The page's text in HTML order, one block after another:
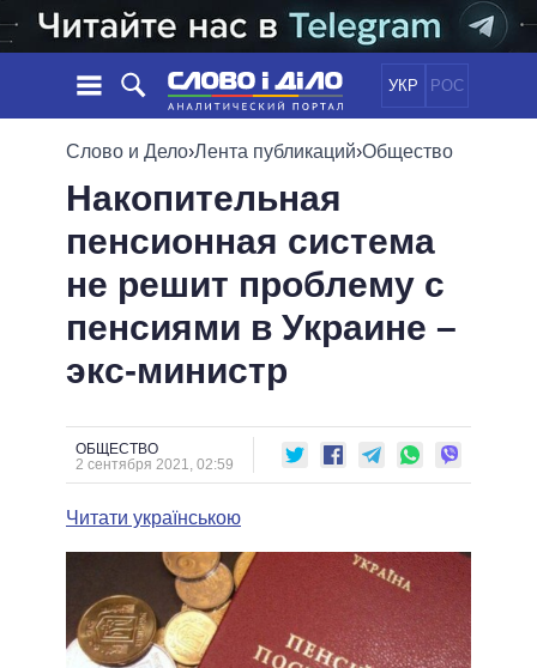
УКР РОС
НОВОСТИ
ЛЕНТА
СОБЫТИЯ
СТАТЬИ
МНЕНИЯ
ОБЗОРЫ
ДАЙДЖЕСТЫ
ПОЛИТИКА
ЭКОНОМИКА
ОБЩЕСТВО
ОБЕЩАНИЯ
ПОЛИТИКИ
ВСЕ ПОЛИТИКИ
ПРЕЗИДЕНТ И ОФИС
ВЕРХОВНАЯ РАДА
ГЛАВЫ ОБЛАДМИНИСТРАЦИЙ
МЭРЫ
ВСЕ ПЕРСОНЫ
ИНФОГРАФИКА
ВИДЕО
СРАВНЕНИЕ ПОЛИТИКОВ
Слово и Дело›Лента публикаций›Общество
Накопительная
пенсионная система
не решит проблему с
пенсиями в Украине –
экс-министр
ОБЩЕСТВО
2 сентября 2021, 02:59
Читати українською